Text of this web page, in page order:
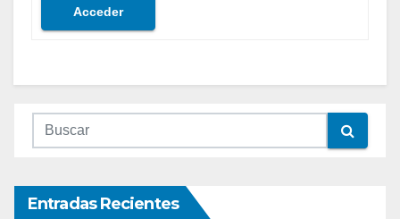
Acceder
Entradas Recientes